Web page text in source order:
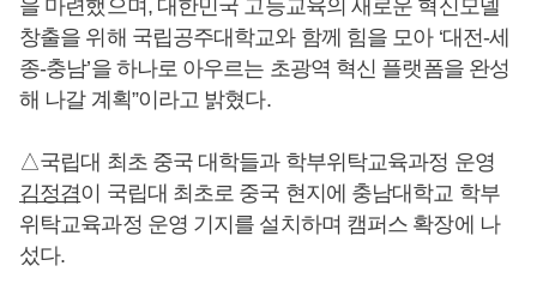
을 마련했으며, 대한민국 고등교육의 새로운 혁신모델
창출을 위해 국립공주대학교와 함께 힘을 모아 ‘대전-세
종-충남’을 하나로 아우르는 초광역 혁신 플랫폼을 완성
해 나갈 계획”이라고 밝혔다.
△국립대 최초 중국 대학들과 학부위탁교육과정 운영
김정겸이 국립대 최초로 중국 현지에 충남대학교 학부
위탁교육과정 운영 기지를 설치하며 캠퍼스 확장에 나
섰다.